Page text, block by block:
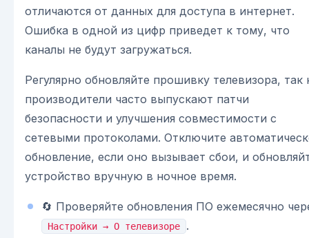
отличаются от данных для доступа в интернет.
Ошибка в одной из цифр приведет к тому, что
каналы не будут загружаться.
Регулярно обновляйте прошивку телевизора, так
производители часто выпускают патчи
безопасности и улучшения совместимости с
сетевыми протоколами. Отключите
обновление, если оно вызывает сбои, и
устройство вручную в ночное время.
🔄 Проверяйте обновления ПО ежемесячно
Настройки → О телевизоре
.